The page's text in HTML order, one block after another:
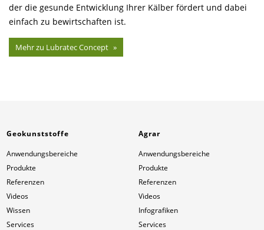
der die gesunde Entwicklung Ihrer Kälber fördert und dabei
einfach zu bewirtschaften ist.
Mehr zu Lubratec Concept
Geokunststoffe
Anwendungsbereiche
Produkte
Referenzen
Videos
Wissen
Services
Agrar
Anwendungsbereiche
Produkte
Referenzen
Videos
Infografiken
Services